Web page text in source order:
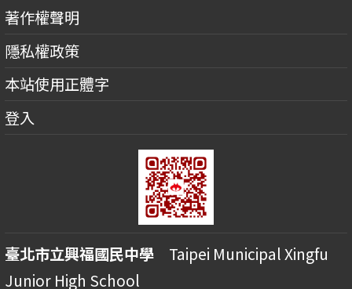
著作權聲明
隱私權政策
本站使用正體字
登入
臺北市立興福國民中學 Taipei Municipal Xingfu
Junior High School